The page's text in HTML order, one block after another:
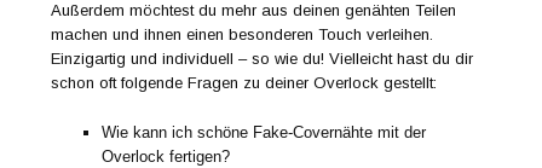
Außerdem möchtest du mehr aus deinen genähten Teilen
machen und ihnen einen besonderen Touch verleihen.
Einzigartig und individuell – so wie du! Vielleicht hast du dir
schon oft folgende Fragen zu deiner Overlock gestellt:
Wie kann ich schöne Fake-Covernähte mit der
Overlock fertigen?